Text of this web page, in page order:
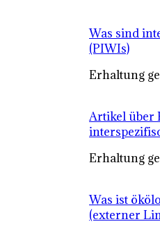
Was sind
(PIWIs)
Erhaltung
Artikel über
Erhaltung
Was ist
(externer